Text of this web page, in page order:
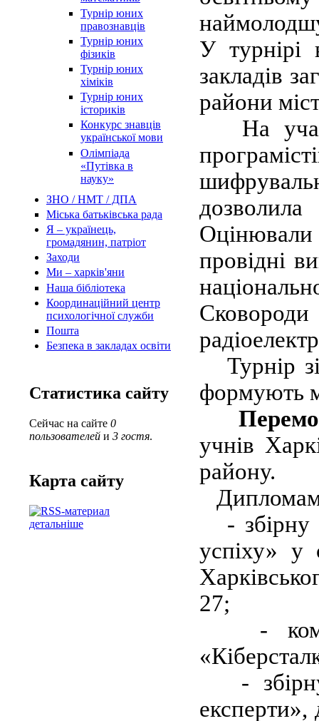
Турнір юних
правознавців
Турнір юних
фізиків
Турнір юних
хіміків
Турнір юних
істориків
Конкурс знавців
української мови
Олімпіада
«Путівка в
науку»
ЗНО / НМТ / ДПА
Міська батьківська рада
Я – українець,
громадянин, патріот
Заходи
Ми – харків'яни
Наша бібліотека
Координаційний центр
психологічної служби
Пошта
Безпека в закладах освіти
Статистика сайту
Сейчас на сайте 0
пользователей и 3 гостя.
Карта сайту
детальніше
У турнірі
закладів
райони
На
провідні
Сковороди
Турнір
формують
учнів
району.
- збірну
успіху» у
27;
-
- збірну